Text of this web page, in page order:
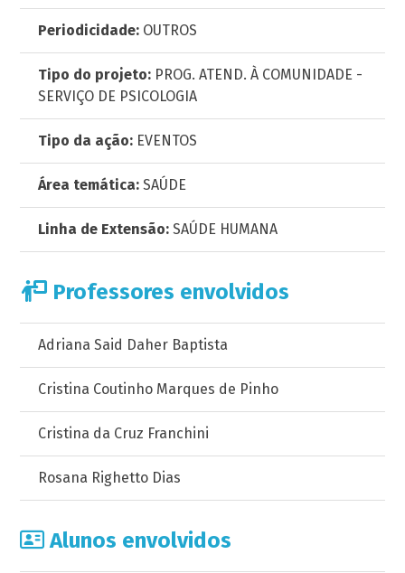
Periodicidade: OUTROS
Tipo do projeto: PROG. ATEND. À COMUNIDADE -
SERVIÇO DE PSICOLOGIA
Tipo da ação: EVENTOS
Área temática: SAÚDE
Linha de Extensão: SAÚDE HUMANA
Professores envolvidos
Adriana Said Daher Baptista
Cristina Coutinho Marques de Pinho
Cristina da Cruz Franchini
Rosana Righetto Dias
Alunos envolvidos